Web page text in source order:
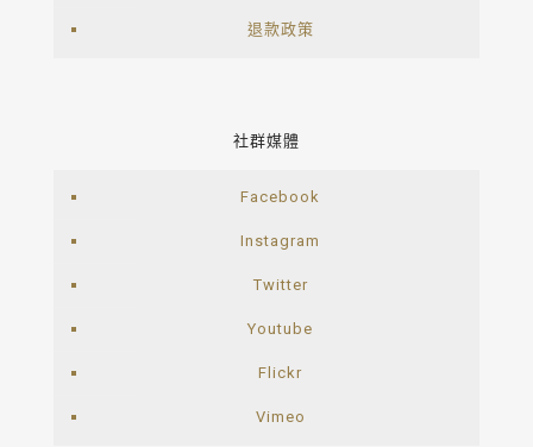
退款政策
社群媒體
Facebook
Instagram
Twitter
Youtube
Flickr
Vimeo